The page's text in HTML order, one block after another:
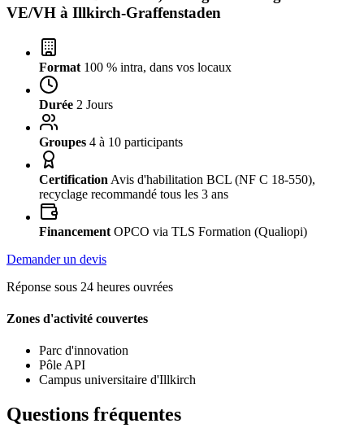
VE/VH à Illkirch-Graffenstaden
Format 100 % intra, dans vos locaux
Durée 2 Jours
Groupes 4 à 10 participants
Certification Avis d'habilitation BCL (NF C 18-550),
recyclage recommandé tous les 3 ans
Financement OPCO via TLS Formation (Qualiopi)
Demander un devis
Réponse sous 24 heures ouvrées
Zones d'activité couvertes
Parc d'innovation
Pôle API
Campus universitaire d'Illkirch
Questions fréquentes